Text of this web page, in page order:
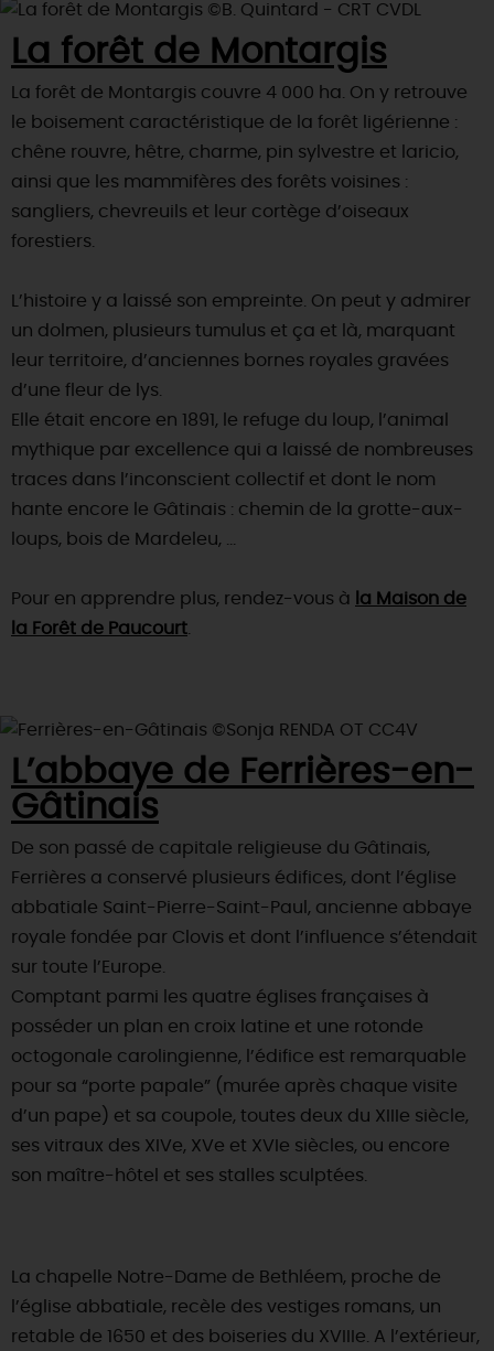
La forêt de Montargis
La forêt de Montargis couvre 4 000 ha. On y retrouve
le boisement caractéristique de la forêt ligérienne :
chêne rouvre, hêtre, charme, pin sylvestre et laricio,
ainsi que les mammifères des forêts voisines :
sangliers, chevreuils et leur cortège d’oiseaux
forestiers.
L’histoire y a laissé son empreinte. On peut y admirer
un dolmen, plusieurs tumulus et ça et là, marquant
leur territoire, d’anciennes bornes royales gravées
d’une fleur de lys.
Elle était encore en 1891, le refuge du loup, l’animal
mythique par excellence qui a laissé de nombreuses
traces dans l’inconscient collectif et dont le nom
hante encore le Gâtinais : chemin de la grotte-aux-
loups, bois de Mardeleu, …
Pour en apprendre plus, rendez-vous à
la Maison de
la Forêt de Paucourt
L’abbaye de Ferrières-en-
Gâtinais
De son passé de capitale religieuse du Gâtinais,
Ferrières a conservé plusieurs édifices, dont l’église
abbatiale Saint-Pierre-Saint-Paul, ancienne abbaye
royale fondée par Clovis et dont l’influence s’étendait
sur toute l’Europe.
Comptant parmi les quatre églises françaises à
posséder un plan en croix latine et une rotonde
octogonale carolingienne, l’édifice est remarquable
pour sa “porte papale” (murée après chaque visite
d’un pape) et sa coupole, toutes deux du XIIIe siècle,
ses vitraux des XIVe, XVe et XVIe siècles, ou encore
son maître-hôtel et ses stalles sculptées.
La chapelle Notre-Dame de Bethléem, proche de
l’église abbatiale, recèle des vestiges romans, un
retable de 1650 et des boiseries du XVIIIe. A l’extérieur,